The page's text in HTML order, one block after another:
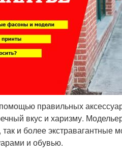
правильных
вкус и харизму.
и более экстравагантные
и обувью.